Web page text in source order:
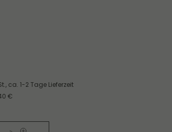
ca. 1-2 Tage Lieferzeit
€